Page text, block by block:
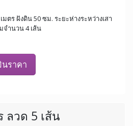
มตร ฝังดิน 50 ซม. ระยะห่างระหว่างเสา
จำนวน 4 เส้น
ราคา
ลวด 5 เส้น